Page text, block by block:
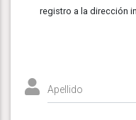
registro a la dirección
Apellido